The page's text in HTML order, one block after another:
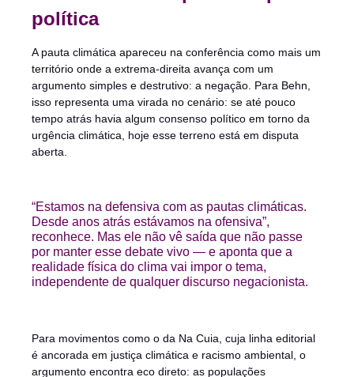
política
A pauta climática apareceu na conferência como mais um
território onde a extrema-direita avança com um
argumento simples e destrutivo: a negação. Para Behn,
isso representa uma virada no cenário: se até pouco
tempo atrás havia algum consenso político em torno da
urgência climática, hoje esse terreno está em disputa
aberta.
“Estamos na defensiva com as pautas climáticas.
Desde anos atrás estávamos na ofensiva”,
reconhece. Mas ele não vê saída que não passe
por manter esse debate vivo — e aponta que a
realidade física do clima vai impor o tema,
independente de qualquer discurso negacionista.
Para movimentos como o da Na Cuia, cuja linha editorial
é ancorada em justiça climática e racismo ambiental, o
argumento encontra eco direto: as populações